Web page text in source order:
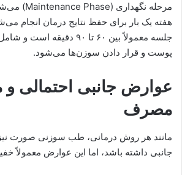
هفته یک بار برای حفظ نتایج درمان انجام
جلسه معمولاً بین ۶۰ تا ۹۰
پوست و قرار دادن سوزن‌ها می‌شود.
عوارض جانبی احتمالی و
مصرف
مانند هر روش درمانی، طب سوزنی صورت
جانبی داشته باشد، اما این عوارض معمولاً